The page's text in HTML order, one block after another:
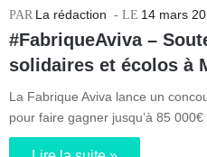
La rédaction 14 mars
#FabriqueAviva –
solidaires et écolos à
La Fabrique Aviva lance un
pour faire gagner jusqu’à 85